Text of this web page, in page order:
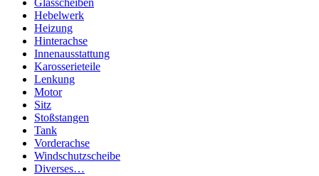
Glasscheiben
Hebelwerk
Heizung
Hinterachse
Innenausstattung
Karosserieteile
Lenkung
Motor
Sitz
Stoßstangen
Tank
Vorderachse
Windschutzscheibe
Diverses…